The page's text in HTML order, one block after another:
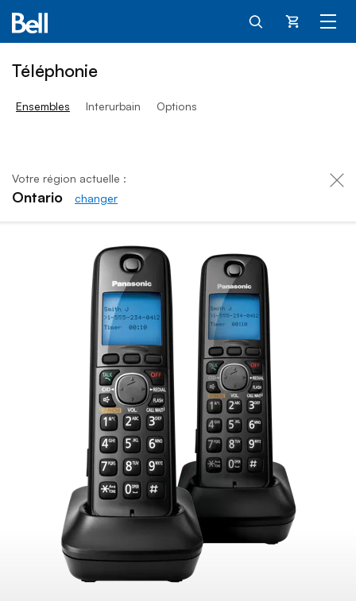
Panier
Téléphonie
Ensembles Interurbain Options
Votre région actuelle :
Ontario changer
Promotion – Deuxième